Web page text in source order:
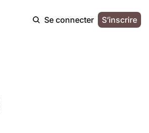
Se connecter S’inscrire